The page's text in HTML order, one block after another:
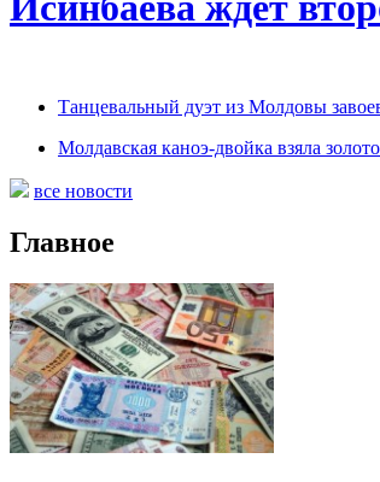
Танцевальный дуэт из Молдовы
Молдавская каноэ-двойка взяла
все новости
Главное